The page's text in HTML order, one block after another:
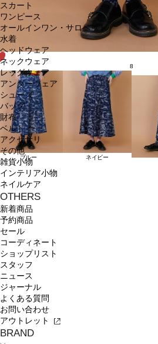
スカート
ワンピース
オールインワン・サロペット
水着
ヘッドウェア
ネックウェア
レッグウェア
アンダーウェア
シューズ
バッグ
財布
ベルト
アクセサリ
その他
雑貨小物
インテリア小物
ネイルケア
OTHERS
新着商品
予約商品
セール
コーディネート
ショップリスト
スタッフ
ニュース
ジャーナル
よくある質問
お問い合わせ
アウトレット
BRAND
8
ブルー ネイビー